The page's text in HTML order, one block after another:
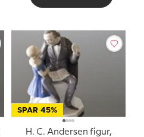
SPAR 45%
H. C. Andersen figur,